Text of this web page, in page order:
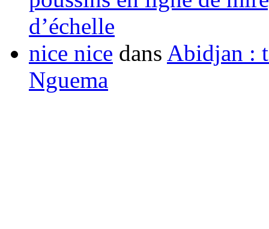
d’échelle
nice nice dans Abidjan :
Nguema